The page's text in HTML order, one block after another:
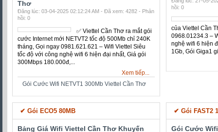
tốc độ 500Mb chỉ 240K
0981.621.621 – Wifi Viettel
Siêu tốc độ với công nghệ
wifi 6 hiện đại nhất, Giá gói
300Mbps 180.000đ,...
Gói Cước Wifi NETVT1 300Mb Viettel Cần Thơ
300Mbps
Modem Wifi6
Gói Cước Wifi NETVT2 500Mb Viettel Cần
279K